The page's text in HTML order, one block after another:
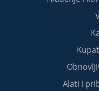
Alati i